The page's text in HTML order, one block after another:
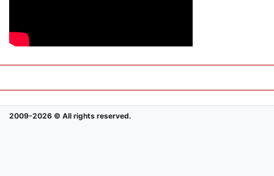
2009-2026 © All rights reserved.